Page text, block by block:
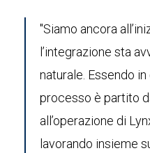
"Siamo ancora
l’integrazione sta
naturale. Essendo
processo è partito
all’operazione di
lavorando insieme